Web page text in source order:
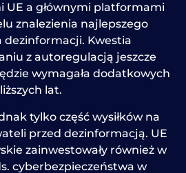
UE a głównymi platformami
znalezienia najlepszego
dezinformacji. Kwestia
z autoregulacją jeszcze
wymagała dodatkowych
lat.
tylko część wysiłków na
przed dezinformacją. UE
zainwestowały również w
cyberbezpieczeństwa w